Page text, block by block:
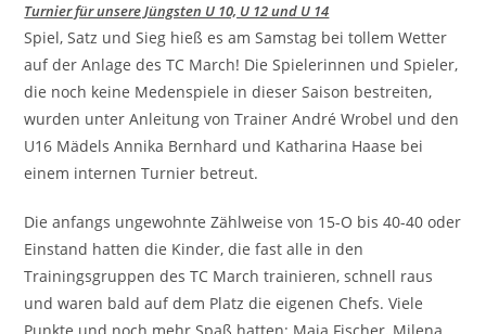
Turnier für unsere Jüngsten U 10, U 12 und U 14
Spiel, Satz und Sieg hieß es am Samstag bei tollem Wetter
auf der Anlage des TC March! Die Spielerinnen und Spieler,
die noch keine Medenspiele in dieser Saison bestreiten,
wurden unter Anleitung von Trainer André Wrobel und den
U16 Mädels Annika Bernhard und Katharina Haase bei
einem internen Turnier betreut.
Die anfangs ungewohnte Zählweise von 15-O bis 40-40 oder
Einstand hatten die Kinder, die fast alle in den
Trainingsgruppen des TC March trainieren, schnell raus
und waren bald auf dem Platz die eigenen Chefs. Viele